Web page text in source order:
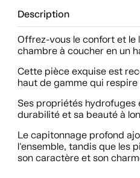
Description
Offrez-vous le confort et le
chambre à coucher en un
Cette pièce exquise est
haut de gamme qui
Ses propriétés
durabilité et sa beauté à
Le capitonnage profond
l'ensemble, tandis que les
son caractère et son